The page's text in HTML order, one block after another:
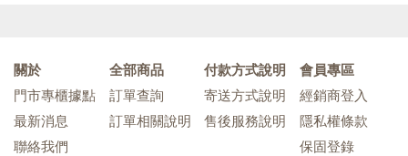
關於
門市專櫃據點
最新消息
聯絡我們
全部商品
訂單查詢
訂單相關說明
付款方式說明
寄送方式說明
售後服務說明
會員專區
經銷商登入
隱私權條款
保固登錄